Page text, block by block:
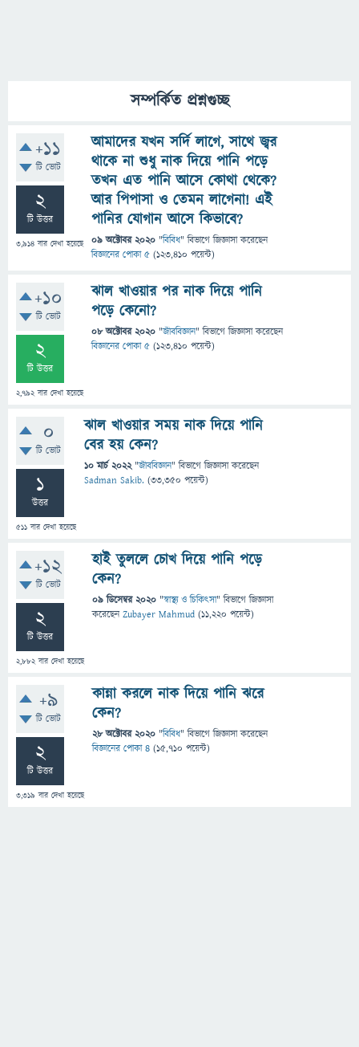
সম্পর্কিত প্রশ্নগুচ্ছ
+11
টি ভোট
2
টি উত্তর
3,914 বার দেখা হয়েছে
আমাদের যখন সর্দি লাগে, সাথে জ্বর
থাকে না শুধু নাক দিয়ে পানি পড়ে
তখন এত পানি আসে কোথা থেকে?
আর পিপাসা ও তেমন লাগেনা! এই
পানির যোগান আসে কিভাবে?
09 অক্টোবর 2020 "বিবিধ" বিভাগে জিজ্ঞাসাকরেছেন
বিজ্ঞানের পোকা ৫ (123,410 পয়েন্ট)
+10
টি ভোট
2
টি উত্তর
2,792 বার দেখা হয়েছে
ঝাল খাওয়ার পর নাক দিয়ে পানি
পড়ে কেনো?
08 অক্টোবর 2020 "জীববিজ্ঞান" বিভাগে জিজ্ঞাসাকরেছেন
বিজ্ঞানের পোকা ৫ (123,410 পয়েন্ট)
0
টি ভোট
1
উত্তর
511 বার দেখা হয়েছে
ঝাল খাওয়ার সময় নাক দিয়ে পানি
বের হয় কেন?
10 মার্চ 2022 "জীববিজ্ঞান" বিভাগে জিজ্ঞাসাকরেছেন
Sadman Sakib. (33,350 পয়েন্ট)
+12
টি ভোট
2
টি উত্তর
2,882 বার দেখা হয়েছে
হাই তুললে চোখ দিয়ে পানি পড়ে
কেন?
09 ডিসেম্বর 2020 "স্বাস্থ্য ও চিকিৎসা" বিভাগে জিজ্ঞাসা
করেছেনZubayer Mahmud (11,220 পয়েন্ট)
+9
টি ভোট
2
টি উত্তর
3,319 বার দেখা হয়েছে
কান্না করলে নাক দিয়ে পানি ঝরে
কেন?
28 অক্টোবর 2020 "বিবিধ" বিভাগে জিজ্ঞাসাকরেছেন
বিজ্ঞানের পোকা ৪ (15,710 পয়েন্ট)